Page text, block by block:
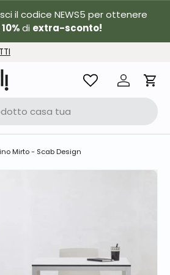
il codice NEWS5 per ottenere
10%di extra-sconto!
Accedi
Mirto - Scab Design